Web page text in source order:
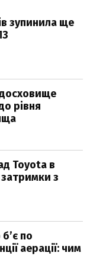
зупинила ще
рівня
Toyota в
затримки з
по
аерації: чим